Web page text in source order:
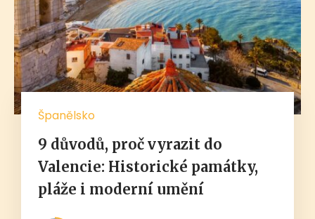
Španělsko
9 důvodů, proč vyrazit do
Valencie: Historické památky,
pláže i moderní umění